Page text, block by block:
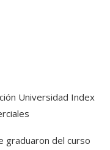
Universidad Index
graduaron del curso